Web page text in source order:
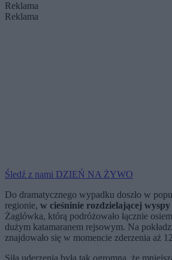
Reklama
Reklama
Śledź z nami DZIEŃ NA ŻYWO
Do dramatycznego wypadku doszło w
regionie, w cieśninie rozdzielającej
Żaglówka, którą podróżowało łącznie
dużym katamaranem rejsowym. Na
znajdowało się w momencie zderzenia aż